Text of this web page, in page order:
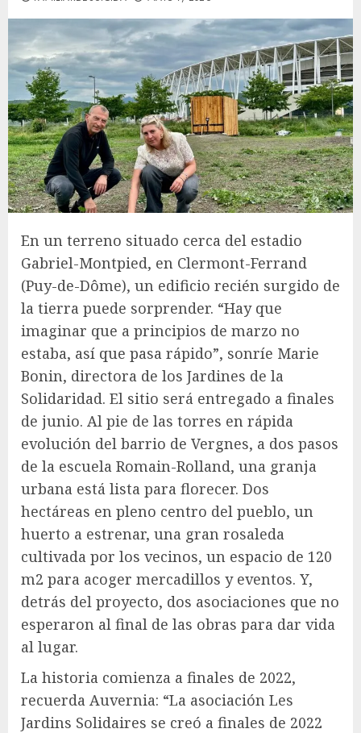
En un terreno situado cerca del estadio
Gabriel-Montpied, en Clermont-Ferrand
(Puy-de-Dôme), un edificio recién surgido de
la tierra puede sorprender. “Hay que
imaginar que a principios de marzo no
estaba, así que pasa rápido”, sonríe Marie
Bonin, directora de los Jardines de la
Solidaridad. El sitio será entregado a finales
de junio. Al pie de las torres en rápida
evolución del barrio de Vergnes, a dos pasos
de la escuela Romain-Rolland, una granja
urbana está lista para florecer. Dos
hectáreas en pleno centro del pueblo, un
huerto a estrenar, una gran rosaleda
cultivada por los vecinos, un espacio de 120
m2 para acoger mercadillos y eventos. Y,
detrás del proyecto, dos asociaciones que no
esperaron al final de las obras para dar vida
al lugar.
La historia comienza a finales de 2022,
recuerda Auvernia: “La asociación Les
Jardins Solidaires se creó a finales de 2022